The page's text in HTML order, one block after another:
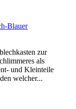
zur
als
und Kleinteile
welcher...